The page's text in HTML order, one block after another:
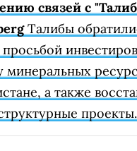
связей с
Талибы
минеральных
а также
проекты.